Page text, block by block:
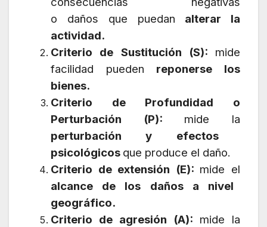
o daños que puedan alterar la
actividad.
Criterio de Sustitución (S): mide
facilidad pueden reponerse los
bienes.
Criterio de Profundidad o
Perturbación (P): mide la
perturbación y efectos
psicológicos que produce el daño.
Criterio de extensión (E): mide el
alcance de los daños a nivel
geográfico.
Criterio de agresión (A): mide la